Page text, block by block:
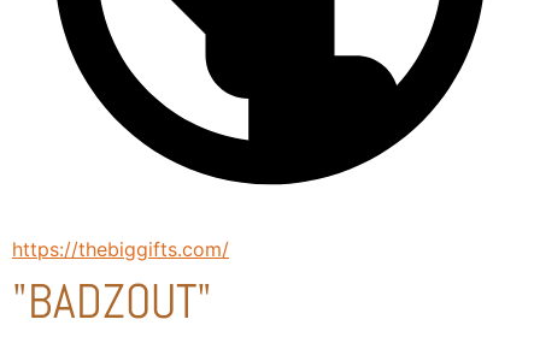
https://thebiggifts.com/
"BADZOUT"